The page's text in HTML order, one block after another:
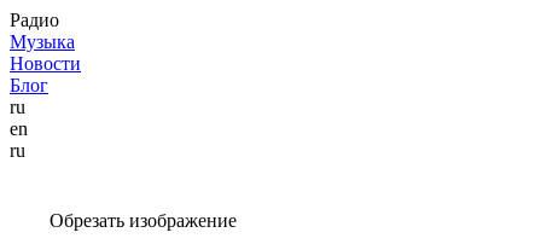
Радио
Музыка
Новости
Блог
ru
en
ru
Обрезать изображение